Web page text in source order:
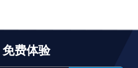
免费体验